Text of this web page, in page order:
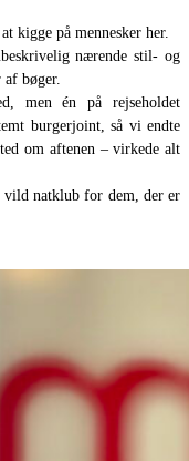
kigge på mennesker her.
nærende stil- og
af bøger.
men én på rejseholdet
burgerjoint, så vi endte
om aftenen – virkede alt
vild natklub for dem, der er